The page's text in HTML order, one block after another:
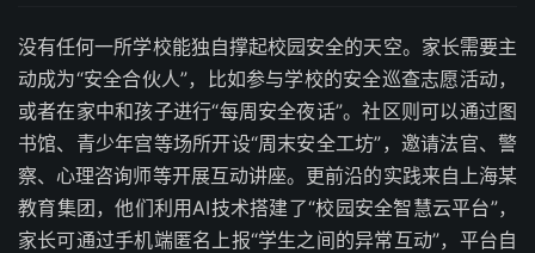
没有任何一所学校能独自撑起校园安全的天空。家长需要主
动成为“安全合伙人”，比如参与学校的安全巡查志愿活动，
或者在家中和孩子进行“每周安全夜话”。社区则可以通过图
书馆、青少年宫等场所开设“周末安全工坊”，邀请法官、警
察、心理咨询师等开展互动讲座。更前沿的实践来自上海某
教育集团，他们利用AI技术搭建了“校园安全智慧云平台”，
家长可通过手机端匿名上报“学生之间的异常互动”，平台自